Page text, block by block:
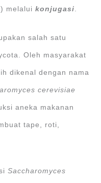
melaluikonjugasi
salah satu
Oleh masyarakat
dikenal dengan nama
cerevisiae
aneka makanan
tape, roti,
Saccharomyces